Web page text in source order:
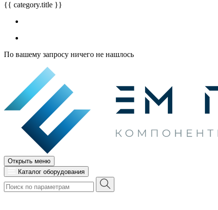
{{ category.title }}
По вашему запросу ничего не нашлось
Открыть меню
Каталог оборудования